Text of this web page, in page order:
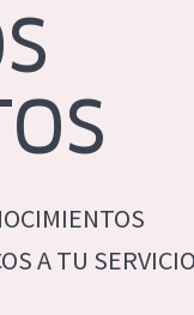
NUESTROS
A TU SERVICIO